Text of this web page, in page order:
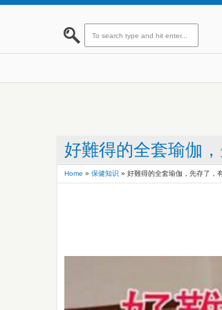
好難得的全套瑜伽
Home » 保健知识 » 好難得的全套瑜伽，先存了，